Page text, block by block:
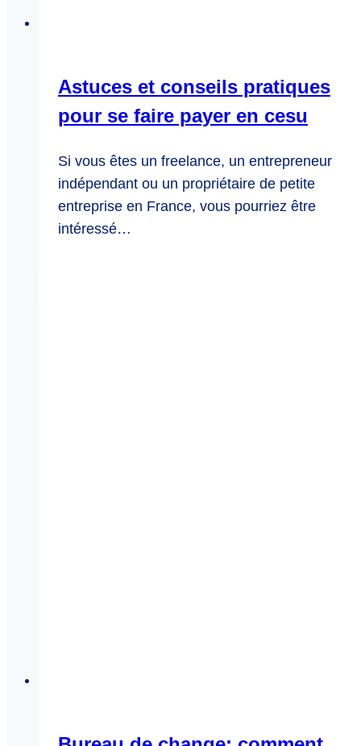
Astuces et conseils pratiques
pour se faire payer en cesu
Si vous êtes un freelance, un entrepreneur
indépendant ou un propriétaire de petite
entreprise en France, vous pourriez être
intéressé…